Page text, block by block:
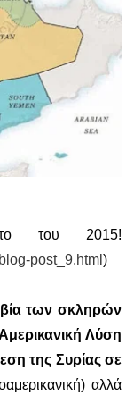
του 2015!
post_9.html )
των σκληρών
Λύση
της Συρίας σε
αλλά